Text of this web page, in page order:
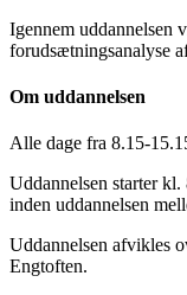
Igennem uddannelsen
forudsætningsanalyse
Om uddannelsen
Alle dage fra 8.15-
Uddannelsen starter
inden uddannelsen
Uddannelsen afvikles
Engtoften.